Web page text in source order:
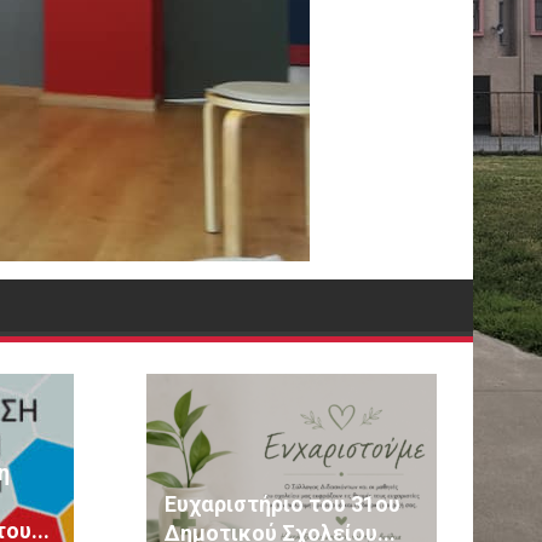
Ευχαριστήριο του 31ου
Δημοτικού Σχολείου...